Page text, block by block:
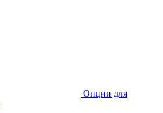
Опции для